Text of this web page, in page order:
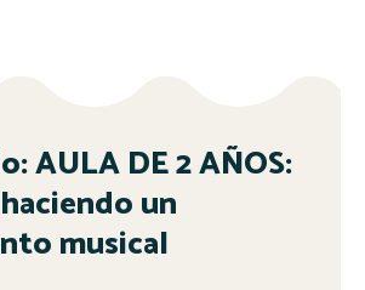
AULA DE 2 AÑOS:
un
musical